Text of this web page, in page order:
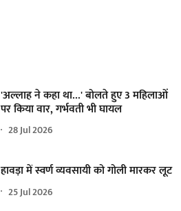
'अल्लाह ने कहा था...' बोलते हुए 3 महिलाओं
पर किया वार, गर्भवती भी घायल
28 Jul 2026
हावड़ा में स्वर्ण व्यवसायी को गोली मारकर लूट
25 Jul 2026